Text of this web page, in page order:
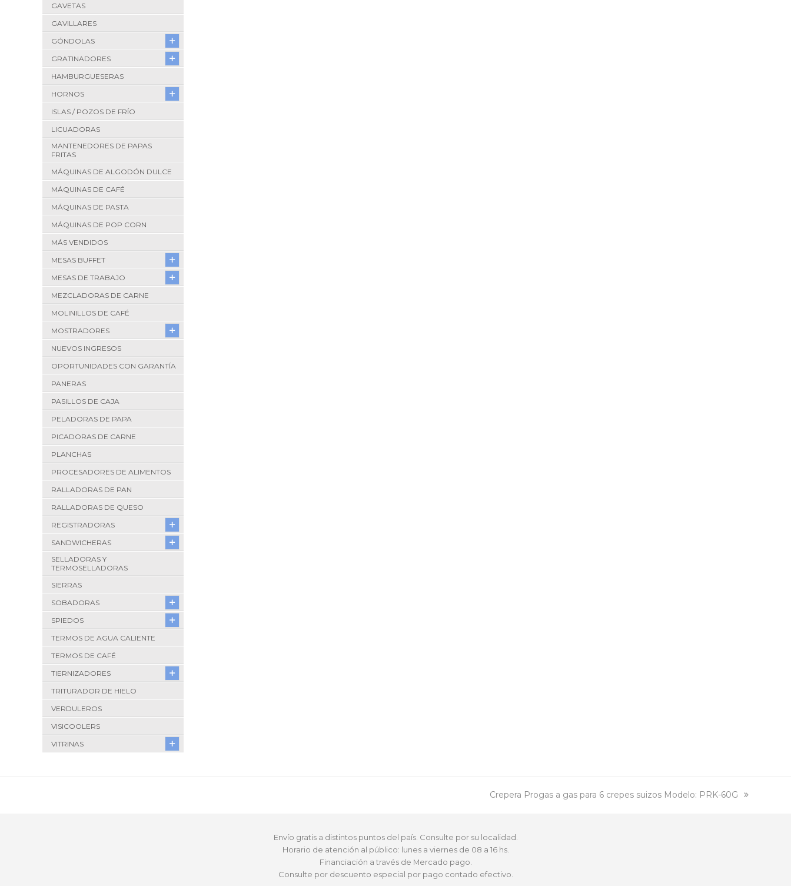
GAVETAS
GAVILLARES
GÓNDOLAS
GRATINADORES
HAMBURGUESERAS
HORNOS
ISLAS / POZOS DE FRÍO
LICUADORAS
MANTENEDORES DE PAPAS
FRITAS
MÁQUINAS DE ALGODÓN DULCE
MÁQUINAS DE CAFÉ
MÁQUINAS DE PASTA
MÁQUINAS DE POP CORN
MÁS VENDIDOS
MESAS BUFFET
MESAS DE TRABAJO
MEZCLADORAS DE CARNE
MOLINILLOS DE CAFÉ
MOSTRADORES
NUEVOS INGRESOS
OPORTUNIDADES CON GARANTÍA
PANERAS
PASILLOS DE CAJA
PELADORAS DE PAPA
PICADORAS DE CARNE
PLANCHAS
PROCESADORES DE ALIMENTOS
RALLADORAS DE PAN
RALLADORAS DE QUESO
REGISTRADORAS
SANDWICHERAS
SELLADORAS Y
TERMOSELLADORAS
SIERRAS
SOBADORAS
SPIEDOS
TERMOS DE AGUA CALIENTE
TERMOS DE CAFÉ
TIERNIZADORES
TRITURADOR DE HIELO
VERDULEROS
VISICOOLERS
VITRINAS
next
Crepera Progas a gas para 6 crepes suizos Modelo: PRK-60G
Envío gratis a distintos puntos del país. Consulte por su localidad.
Horario de atención al público: lunes a viernes de 08 a 16 hs.
Financiación a través de Mercado pago.
Consulte por descuento especial por pago contado efectivo.